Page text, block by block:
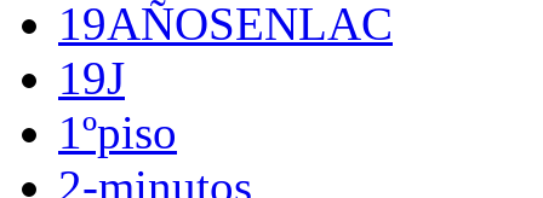
19AÑOSENLAC
19J
1ºpiso
2-minutos